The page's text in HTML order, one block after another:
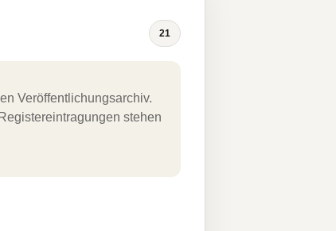
21
Veröffentlichungsarchiv.
stehen